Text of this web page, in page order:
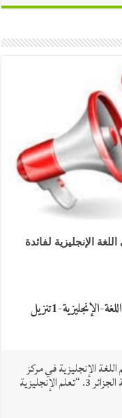
الإنجليزية لفائدة
جانفي 2025 لتعلم اللغة الإنجليزية في مركز
التعليم المكثف للغات بجامعة الجزائر 3. “تعلم الإنجليزية